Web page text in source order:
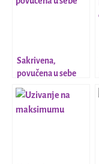
Sakrivena,
povučena u sebe